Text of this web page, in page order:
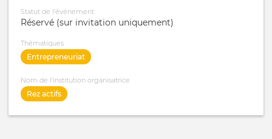
Statut de l'événement
Réservé (sur invitation uniquement)
Thématiques
Entrepreneuriat
Nom de l'institution organisatrice
Rez actifs